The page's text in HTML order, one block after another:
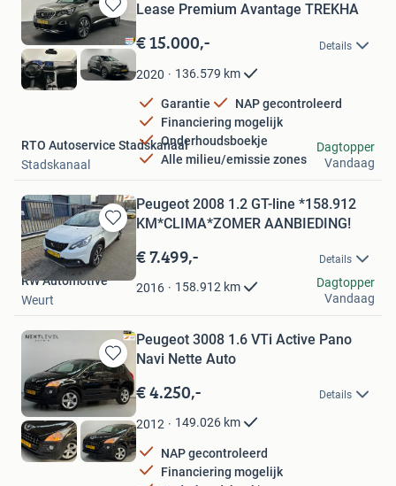
Bewaren
in
Mijn
Favorieten
Lease Premium Avantage TREKHA
€ 15.000,- Details
2020 136.579 km
Garantie
NAP gecontroleerd
Financiering mogelijk
Onderhoudsboekje
Alle milieu/emissie zones
RTO Autoservice Stadskanaal
Stadskanaal
Dagtopper
Vandaag
Bewaren
in
Mijn
Favorieten
Peugeot 2008 1.2 GT-line *158.912
KM*CLIMA*ZOMER AANBIEDING!
€ 7.499,- Details
2016 158.912 km
RW Automotive
Weurt
Dagtopper
Vandaag
Bewaren
in
Mijn
Favorieten
Peugeot 3008 1.6 VTi Active Pano
Navi Nette Auto
€ 4.250,- Details
2012 149.026 km
NAP gecontroleerd
Financiering mogelijk